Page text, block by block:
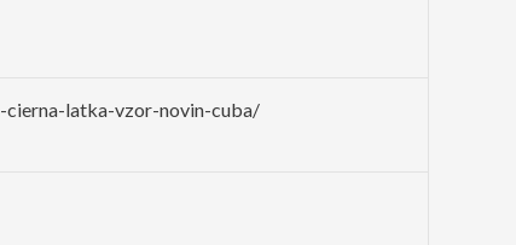
latka-vzor-novin-cuba/